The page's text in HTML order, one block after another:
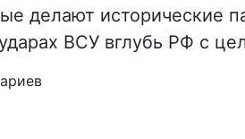
делают исторические
ВСУ вглубь РФ с